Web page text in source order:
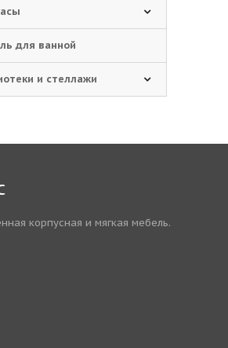
для ванной
и стеллажи
корпусная и мягкая мебель.